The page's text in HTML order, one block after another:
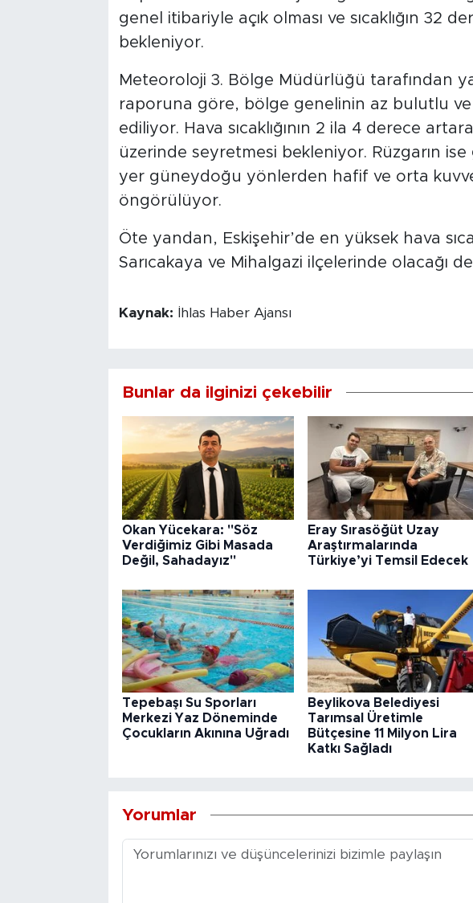
genel itibariyle açık olması ve sıcaklığın 32
bekleniyor.
Meteoroloji 3. Bölge Müdürlüğü tarafından
raporuna göre, bölge genelinin az bulutlu ve
ediliyor. Hava sıcaklığının 2 ila 4 derece
üzerinde seyretmesi bekleniyor. Rüzgarın
yer güneydoğu yönlerden hafif ve orta
öngörülüyor.
Öte yandan, Eskişehir’de en yüksek hava
Sarıcakaya ve Mihalgazi ilçelerinde olacağı
Kaynak: İhlas Haber Ajansı
Bunlar da ilginizi çekebilir
Okan Yücekara: "Söz
Verdiğimiz Gibi Masada
Değil, Sahadayız"
Eray Sırasöğüt Uzay
Araştırmalarında
Türkiye’yi Temsil Edecek
Tepebaşı Su Sporları
Merkezi Yaz Döneminde
Çocukların Akınına Uğradı
Beylikova Belediyesi
Tarımsal Üretimle
Bütçesine 11 Milyon Lira
Katkı Sağladı
Yorumlar